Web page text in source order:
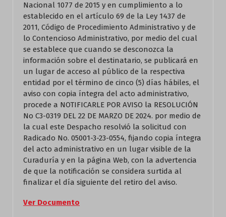
Nacional 1077 de 2015 y en cumplimiento a lo
establecido en el artículo 69 de la Ley 1437 de
2011, Código de Procedimiento Administrativo y de
lo Contencioso Administrativo, por medio del cual
se establece que cuando se desconozca la
información sobre el destinatario, se publicará en
un lugar de acceso al público de la respectiva
entidad por el término de cinco (5) días hábiles, el
aviso con copia íntegra del acto administrativo,
procede a NOTIFICARLE POR AVISO la RESOLUCIÓN
No C3-0319 DEL 22 DE MARZO DE 2024. por medio de
la cual este Despacho resolvió la solicitud con
Radicado No. 05001-3-23-0554, fijando copia íntegra
del acto administrativo en un lugar visible de la
Curaduría y en la página Web, con la advertencia
de que la notificación se considera surtida al
finalizar el día siguiente del retiro del aviso.
Ver Documento